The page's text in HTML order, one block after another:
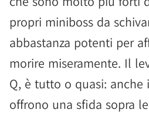
propri miniboss da
abbastanza potenti per
morire miseramente. Il
Q, è tutto o quasi:
offrono una sfida sopra